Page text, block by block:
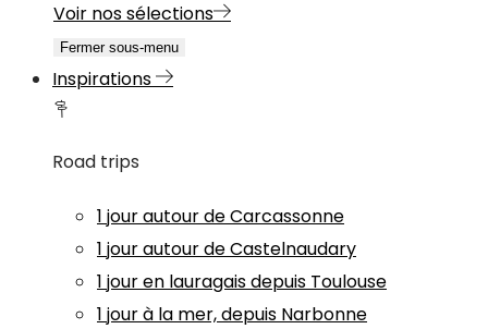
Voir nos sélections
Fermer sous-menu
Inspirations
Road trips
1 jour autour de Carcassonne
1 jour autour de Castelnaudary
1 jour en lauragais depuis Toulouse
1 jour à la mer, depuis Narbonne